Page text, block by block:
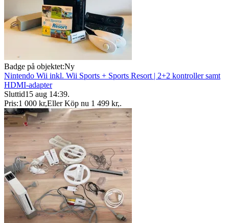
Badge på objektet:Ny
Nintendo Wii inkl. Wii Sports + Sports Resort | 2+2 kontroller samt
HDMI-adapter
Sluttid15 aug 14:39.
Pris:1 000 kr,Eller Köp nu 1 499 kr,.